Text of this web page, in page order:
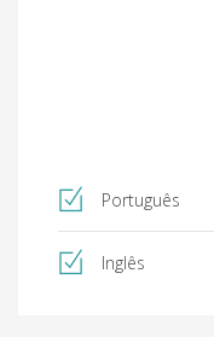
Português
Inglês